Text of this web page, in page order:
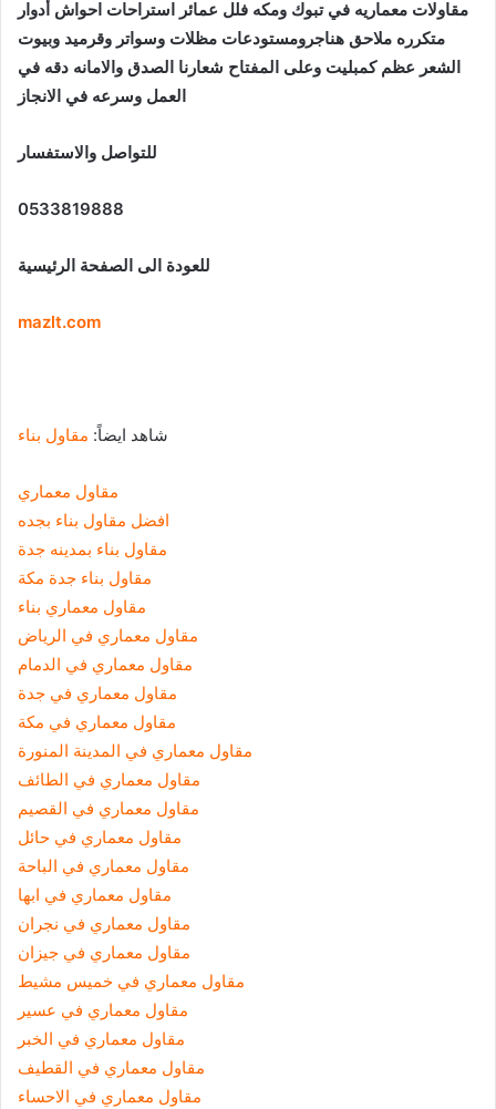
مقاولات معماريه في تبوك ومكه فلل عمائر استراحات احواش أدوار
متكرره ملاحق هناجرومستودعات مظلات وسواتر وقرميد وبيوت
الشعر عظم كمبليت وعلى المفتاح شعارنا الصدق والامانه دقه في
العمل وسرعه في الانجاز
للتواصل والاستفسار
0533819888
للعودة الى الصفحة الرئيسية
mazlt.com
شاهد ايضاً: مقاول بناء
مقاول معماري
افضل مقاول بناء بجده
مقاول بناء بمدينه جدة
مقاول بناء جدة مكة
مقاول معماري بناء
مقاول معماري في الرياض
مقاول معماري في الدمام
مقاول معماري في جدة
مقاول معماري في مكة
مقاول معماري في المدينة المنورة
مقاول معماري في الطائف
مقاول معماري في القصيم
مقاول معماري في حائل
مقاول معماري في الباحة
مقاول معماري في ابها
مقاول معماري في نجران
مقاول معماري في جيزان
مقاول معماري في خميس مشيط
مقاول معماري في عسير
مقاول معماري في الخبر
مقاول معماري في القطيف
مقاول معماري في الاحساء